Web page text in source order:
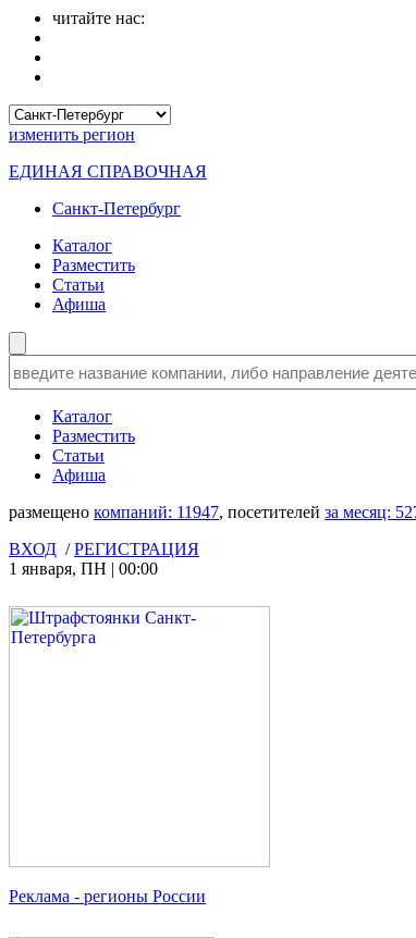
читайте нас:
изменить регион
ЕДИНАЯ СПРАВОЧНАЯ
Санкт-Петербург
Каталог
Разместить
Статьи
Афиша
Каталог
Разместить
Статьи
Афиша
размещено компаний: 11947, посетителей за месяц:
ВХОД /РЕГИСТРАЦИЯ
1 января, ПН | 00:00
Реклама - регионы России